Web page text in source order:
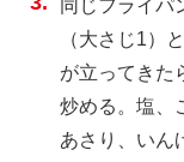
同じフライパ
（大さじ1）
が立ってきた
炒める。塩、
あさり、いん